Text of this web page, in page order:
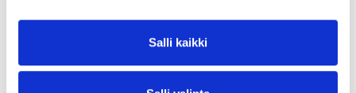
Salli kaikki